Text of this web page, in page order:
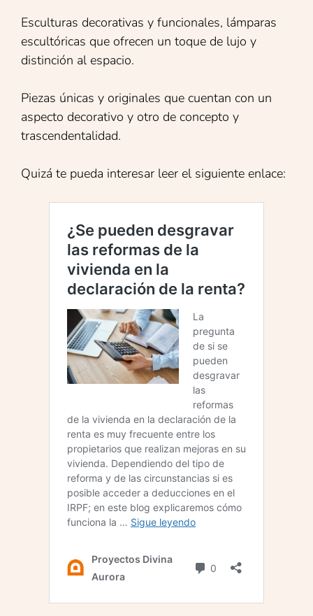
Esculturas decorativas y funcionales, lámparas
escultóricas que ofrecen un toque de lujo y
distinción al espacio.
Piezas únicas y originales que cuentan con un
aspecto decorativo y otro de concepto y
trascendentalidad.
Quizá te pueda interesar leer el siguiente enlace: